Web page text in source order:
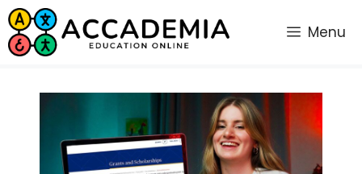
Saltar
al
contenido
Menu